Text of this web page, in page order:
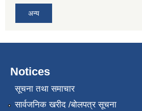
अन्य
Notices
सूचना तथा समाचार
सार्वजनिक खरीद /बोलपत्र सूचना